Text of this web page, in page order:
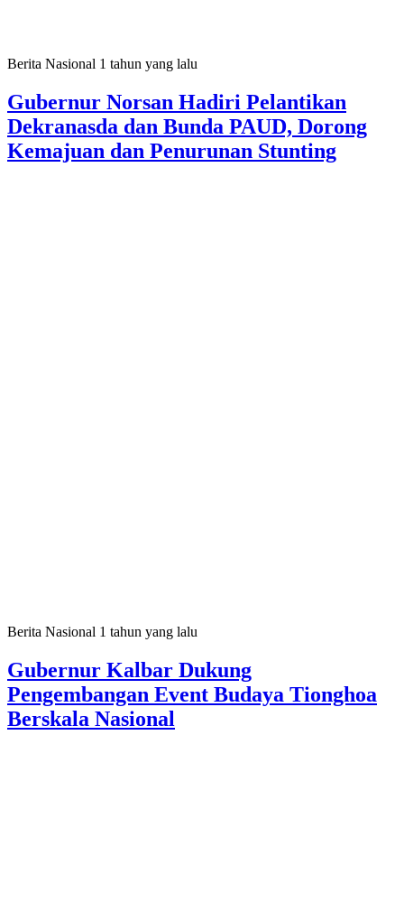
Berita Nasional 1 tahun yang lalu
Gubernur Norsan Hadiri Pelantikan
Dekranasda dan Bunda PAUD, Dorong
Kemajuan dan Penurunan Stunting
Berita Nasional 1 tahun yang lalu
Gubernur Kalbar Dukung
Pengembangan Event Budaya Tionghoa
Berskala Nasional